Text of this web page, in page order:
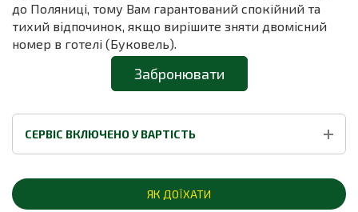
до Поляниці, тому Вам гарантований спокійний та
тихий відпочинок, якщо вирішите зняти двомісний
номер в готелі (Буковель).
Забронювати
СЕРВІС ВКЛЮЧЕНО У ВАРТІСТЬ
ЯК ДОЇХАТИ